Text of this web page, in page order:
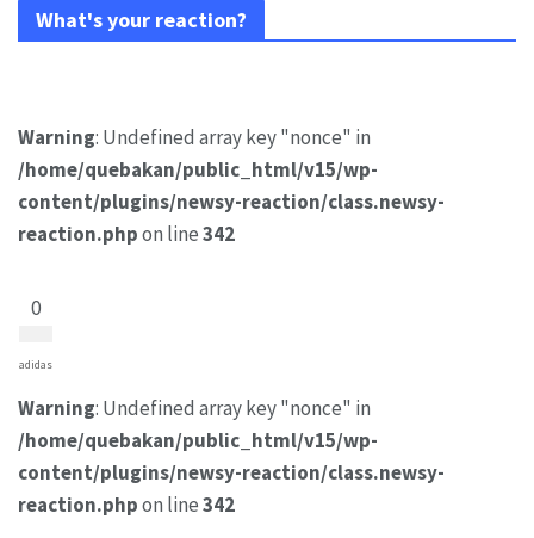
What's your reaction?
Warning: Undefined array key "nonce" in
/home/quebakan/public_html/v15/wp-
content/plugins/newsy-reaction/class.newsy-
reaction.phpon line342
0
adidas
Warning: Undefined array key "nonce" in
/home/quebakan/public_html/v15/wp-
content/plugins/newsy-reaction/class.newsy-
reaction.phpon line342